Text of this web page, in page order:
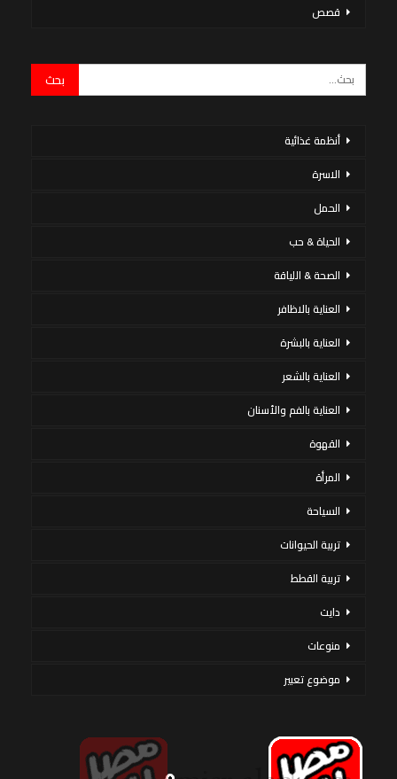
قصص
أنظمة غذائية
الاسرة
الحمل
الحياة & حب
الصحة & اللياقة
العناية بالاظافر
العناية بالبشرة
العناية بالشعر
العناية بالفم والأسنان
القهوة
المرأة
السياحة
تربية الحيوانات
تربية القطط
دايت
منوعات
موضوع تعبير